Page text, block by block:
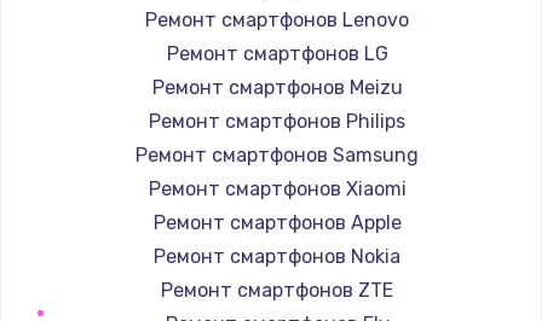
Ремонт динамика
550 руб.
Заказать
Ремонт микрофона
550 руб.
Заказать
Замена разъема питания
Ремонт смартфонов Lenovo
Ремонт смартфонов LG
Ремонт смартфонов Meizu
Ремонт смартфонов Philips
Ремонт смартфонов Samsung
Ремонт смартфонов Xiaomi
Ремонт смартфонов Apple
Ремонт смартфонов Nokia
Ремонт смартфонов ZTE